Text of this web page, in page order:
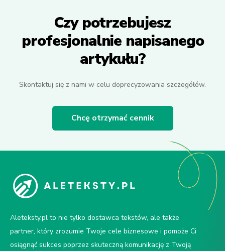
Czy potrzebujesz
profesjonalnie napisanego
artykułu?
Skontaktuj się z nami w celu doprecyzowania szczegółów.
Chcę otrzymać cennik
Aleteksty.pl to nie tylko dostawca tekstów, ale także
partner, który zrozumie Twoje cele biznesowe i pomoże Ci
osiągnąć sukces poprzez skuteczną komunikację z Twoją